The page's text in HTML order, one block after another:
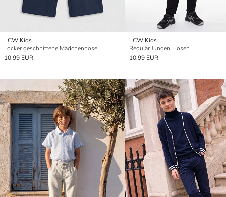
LCW Kids
Locker geschnittene Mädchenhose
10.99 EUR
LCW Kids
Regulär Jungen Hosen
10.99 EUR